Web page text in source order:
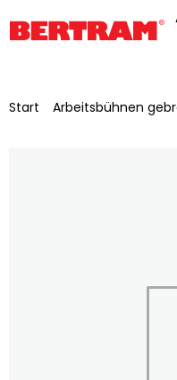
Start Arbeitsbühnen